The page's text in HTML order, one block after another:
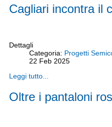
Cagliari incontra il
Dettagli
Categoria: Progetti
22 Feb 2025
Leggi tutto...
Oltre i pantaloni